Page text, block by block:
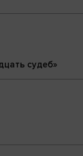
судеб»